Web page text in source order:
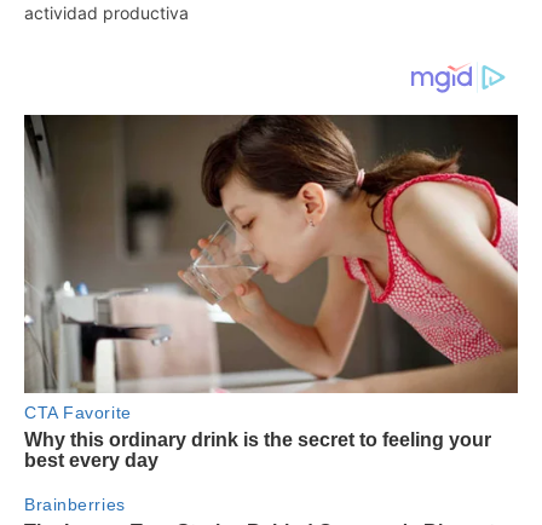
actividad productiva